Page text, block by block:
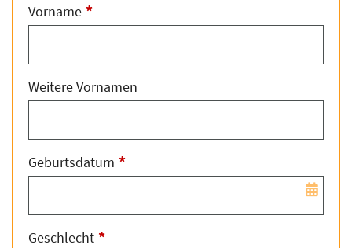
Vorname *
Weitere Vornamen
Geburtsdatum *
Geschlecht *